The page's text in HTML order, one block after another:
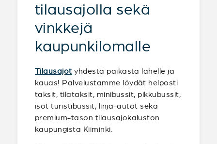
tilausajolla sekä
vinkkejä
kaupunkilomalle
Tilausajot yhdestä paikasta lähelle ja
kauas! Palvelustamme löydät helposti
taksit, tilataksit, minibussit, pikkubussit,
isot turistibussit, linja-autot sekä
premium-tason tilausajokaluston
kaupungista Kiiminki.